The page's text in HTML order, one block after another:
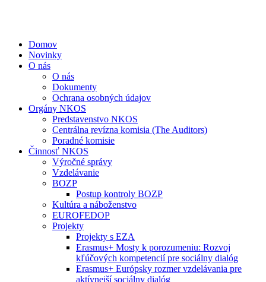
Domov
Novinky
O nás
O nás
Dokumenty
Ochrana osobných údajov
Orgány NKOS
Predstavenstvo NKOS
Centrálna revízna komisia (The Auditors)
Poradné komisie
Činnosť NKOS
Výročné správy
Vzdelávanie
BOZP
Postup kontroly BOZP
Kultúra a náboženstvo
EUROFEDOP
Projekty
Projekty s EZA
Erasmus+ Mosty k porozumeniu: Rozvoj
kľúčových kompetencií pre sociálny dialóg
Erasmus+ Európsky rozmer vzdelávania pre
aktívnejší sociálny dialóg